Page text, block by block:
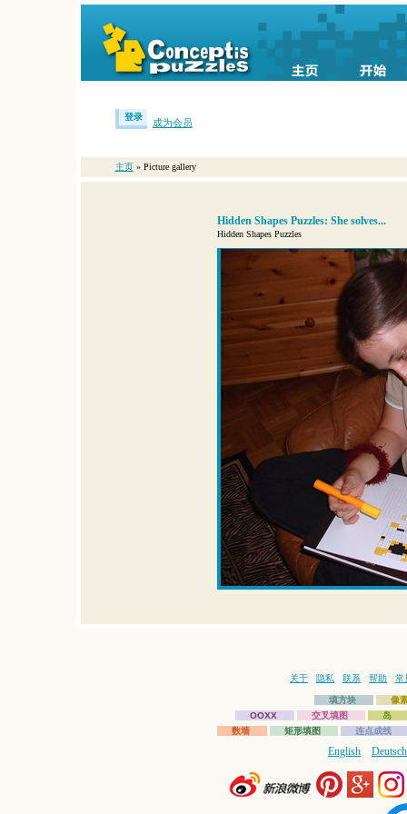
登录
成为会员
主页 » Picture gallery
Hidden Shapes Puzzles: She solves...
Hidden Shapes Puzzles
关于 隐私 联系 帮助 常
填方块
像
OOXX
交叉填图
岛
数墙
矩形填图 连点成线
English Deutsch